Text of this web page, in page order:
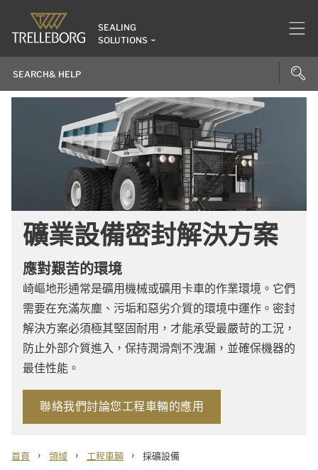
SEALING
SOLUTIONS
礦業設備密封解決方案
應對艱苦的環境
崎嶇地形通常是礦用機械或礦用卡車的作業環境。它們
需要在充滿灰塵、污垢和惡劣介質的環境中運作。密封
解決方案必須極其堅固耐用，才能承受最嚴苛的工況，
防止外部介質進入，保持潤滑劑不洩漏，並確保機器的
最佳性能。
聯絡我們討論您工程車輛的應用
首頁 › 領域 › 工程車輛 › 採礦設備